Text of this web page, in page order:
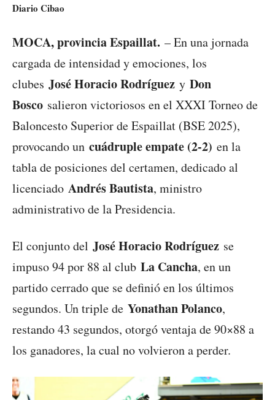
Diario Cibao
MOCA, provincia Espaillat. – En una jornada
cargada de intensidad y emociones, los
clubes José Horacio Rodríguez y Don
Bosco salieron victoriosos en el XXXI Torneo de
Baloncesto Superior de Espaillat (BSE 2025),
provocando un cuádruple empate (2-2) en la
tabla de posiciones del certamen, dedicado al
licenciado Andrés Bautista, ministro
administrativo de la Presidencia.
El conjunto del José Horacio Rodríguez se
impuso 94 por 88 al club La Cancha, en un
partido cerrado que se definió en los últimos
segundos. Un triple de Yonathan Polanco,
restando 43 segundos, otorgó ventaja de 90×88 a
los ganadores, la cual no volvieron a perder.